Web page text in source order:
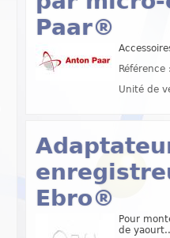
Paar®
Unité de
Ebro®
Pour
de